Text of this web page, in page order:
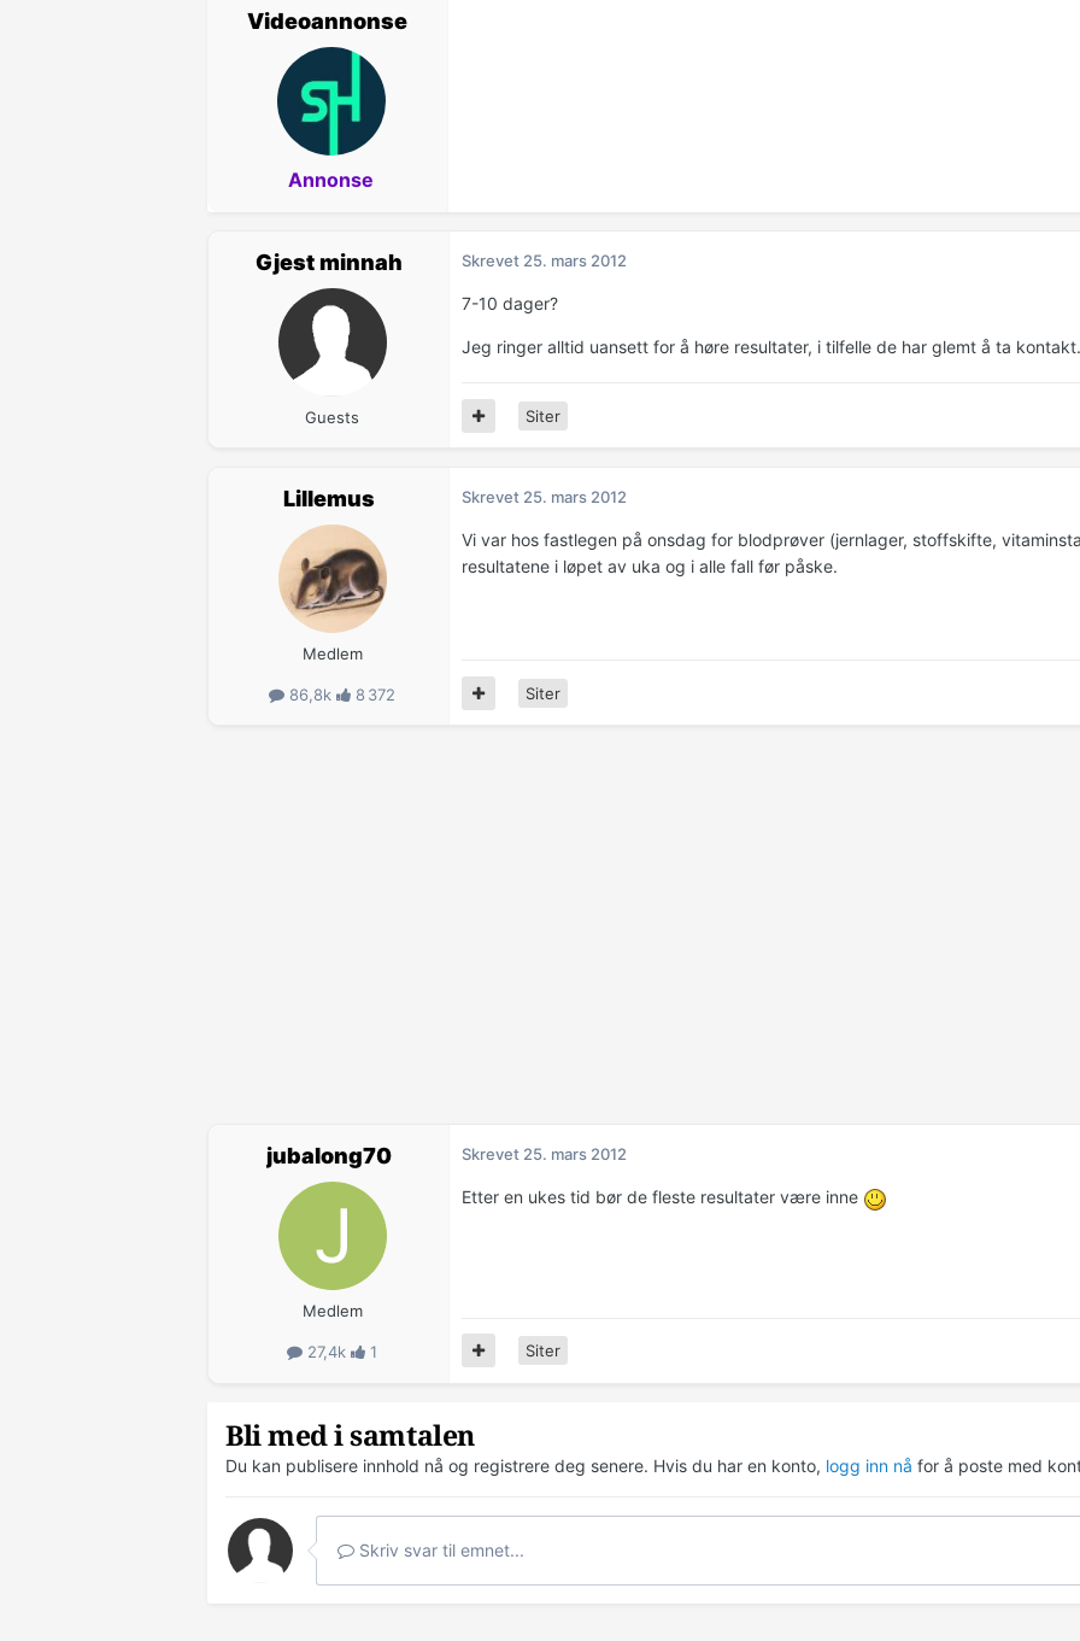
Videoannonse
Annonse
Gjest minnah
Guests
Skrevet 25. mars 2012
7-10 dager?
Jeg ringer alltid uansett for å høre resultater, i tilfelle de har glemt å ta kontakt.
Siter
Lillemus
Medlem
86,8k 8 372
Skrevet 25. mars 2012
Vi var hos fastlegen på onsdag for blodprøver (jernlager, stoffskifte,
resultatene i løpet av uka og i alle fall før påske.
Siter
jubalong70
Medlem
27,4k 1
Skrevet 25. mars 2012
Etter en ukes tid bør de fleste resultater være inne
Siter
Bli med i samtalen
Du kan publisere innhold nå og registrere deg senere. Hvis du har en konto, logg inn nå for å poste med
Skriv svar til emnet...